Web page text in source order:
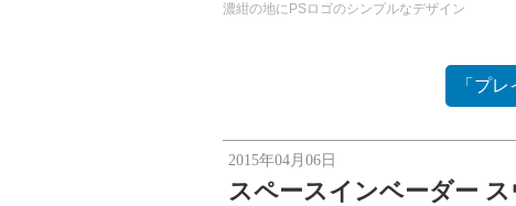
濃紺の地にPSロゴのシンプルなデザイン
「プ
2015年04月06日
スペースインベーダー